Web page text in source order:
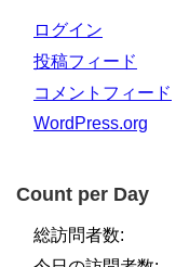
ログイン
投稿フィード
コメントフィード
WordPress.org
Count per Day
総訪問者数: